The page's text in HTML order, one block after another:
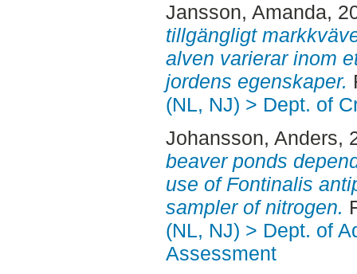
Jansson, Amanda,
tillgängligt
alven varierar inom
jordens egenskaper.
(NL, NJ) > Dept. of
Johansson, Anders,
beaver ponds
use of Fontinalis
sampler of nitrogen.
(NL, NJ) > Dept. of
Assessment